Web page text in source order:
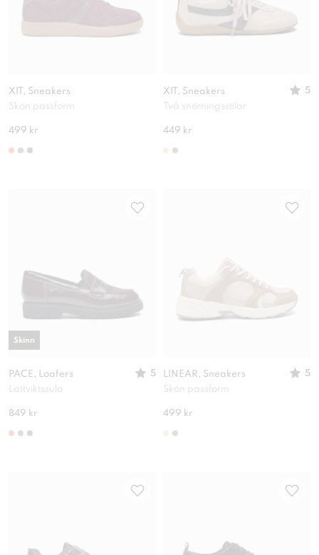
XIT, Sneakers
Skön passform
499 kr
XIT, Sneakers
5
Två snörningsstilar
449 kr
PACE, Loafers
5
Lättviktssula
849 kr
Skinn
LINEAR, Sneakers
5
Skön passform
499 kr